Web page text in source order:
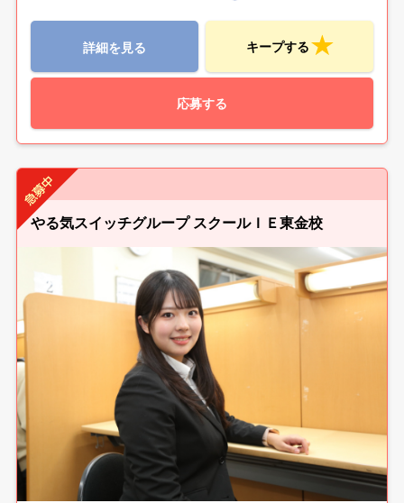
詳細を見る キープする
応募する
やる気スイッチグループ スクールＩＥ東金校